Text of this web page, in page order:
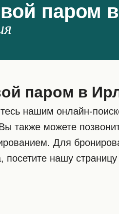
паром в
паром в
нашим онлайн-
также можете
Для
посетите нашу